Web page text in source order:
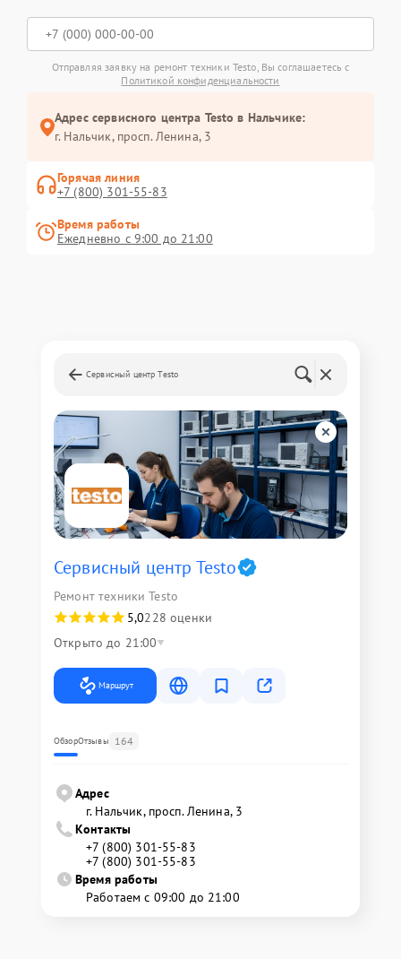
Отправляя заявку на ремонт техники Testo, Вы соглашаетесь с
Политикой конфиденциальности
Адрес сервисного центра Testo в Нальчике:
г. Нальчик, просп. Ленина, 3
Горячая линия
+7 (800) 301-55-83
Время работы
Ежедневно с 9:00 до 21:00
Сервисный центр Testo
Сервисный центр Testo
Ремонт техники Testo
5,0228 оценки
Открыто до 21:00
Маршрут
ОбзорОтзывы 164
Адрес
г. Нальчик, просп. Ленина, 3
Контакты
+7 (800) 301-55-83
+7 (800) 301-55-83
Время работы
Работаем с 09:00 до 21:00